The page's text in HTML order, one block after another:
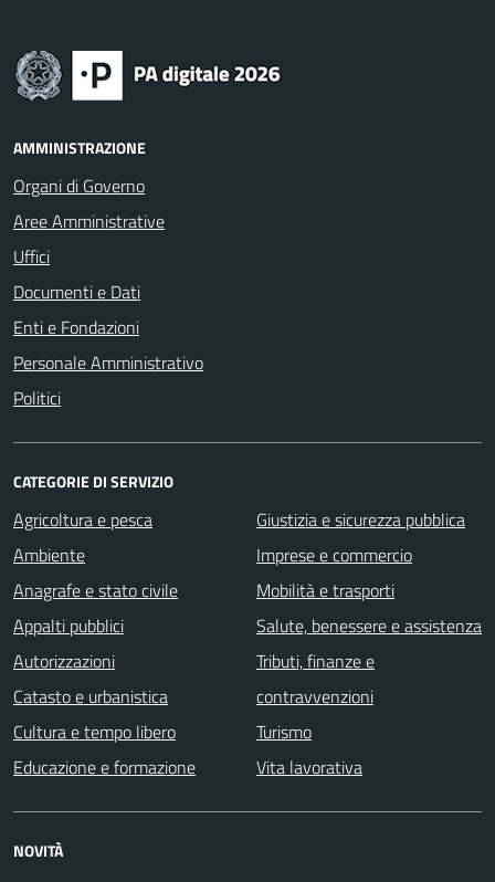
AMMINISTRAZIONE
Organi di Governo
Aree Amministrative
Uffici
Documenti e Dati
Enti e Fondazioni
Personale Amministrativo
Politici
CATEGORIE DI SERVIZIO
Agricoltura e pesca
Ambiente
Anagrafe e stato civile
Appalti pubblici
Autorizzazioni
Catasto e urbanistica
Cultura e tempo libero
Educazione e formazione
Giustizia e sicurezza pubblica
Imprese e commercio
Mobilità e trasporti
Salute, benessere e assistenza
Tributi, finanze e
contravvenzioni
Turismo
Vita lavorativa
NOVITÀ